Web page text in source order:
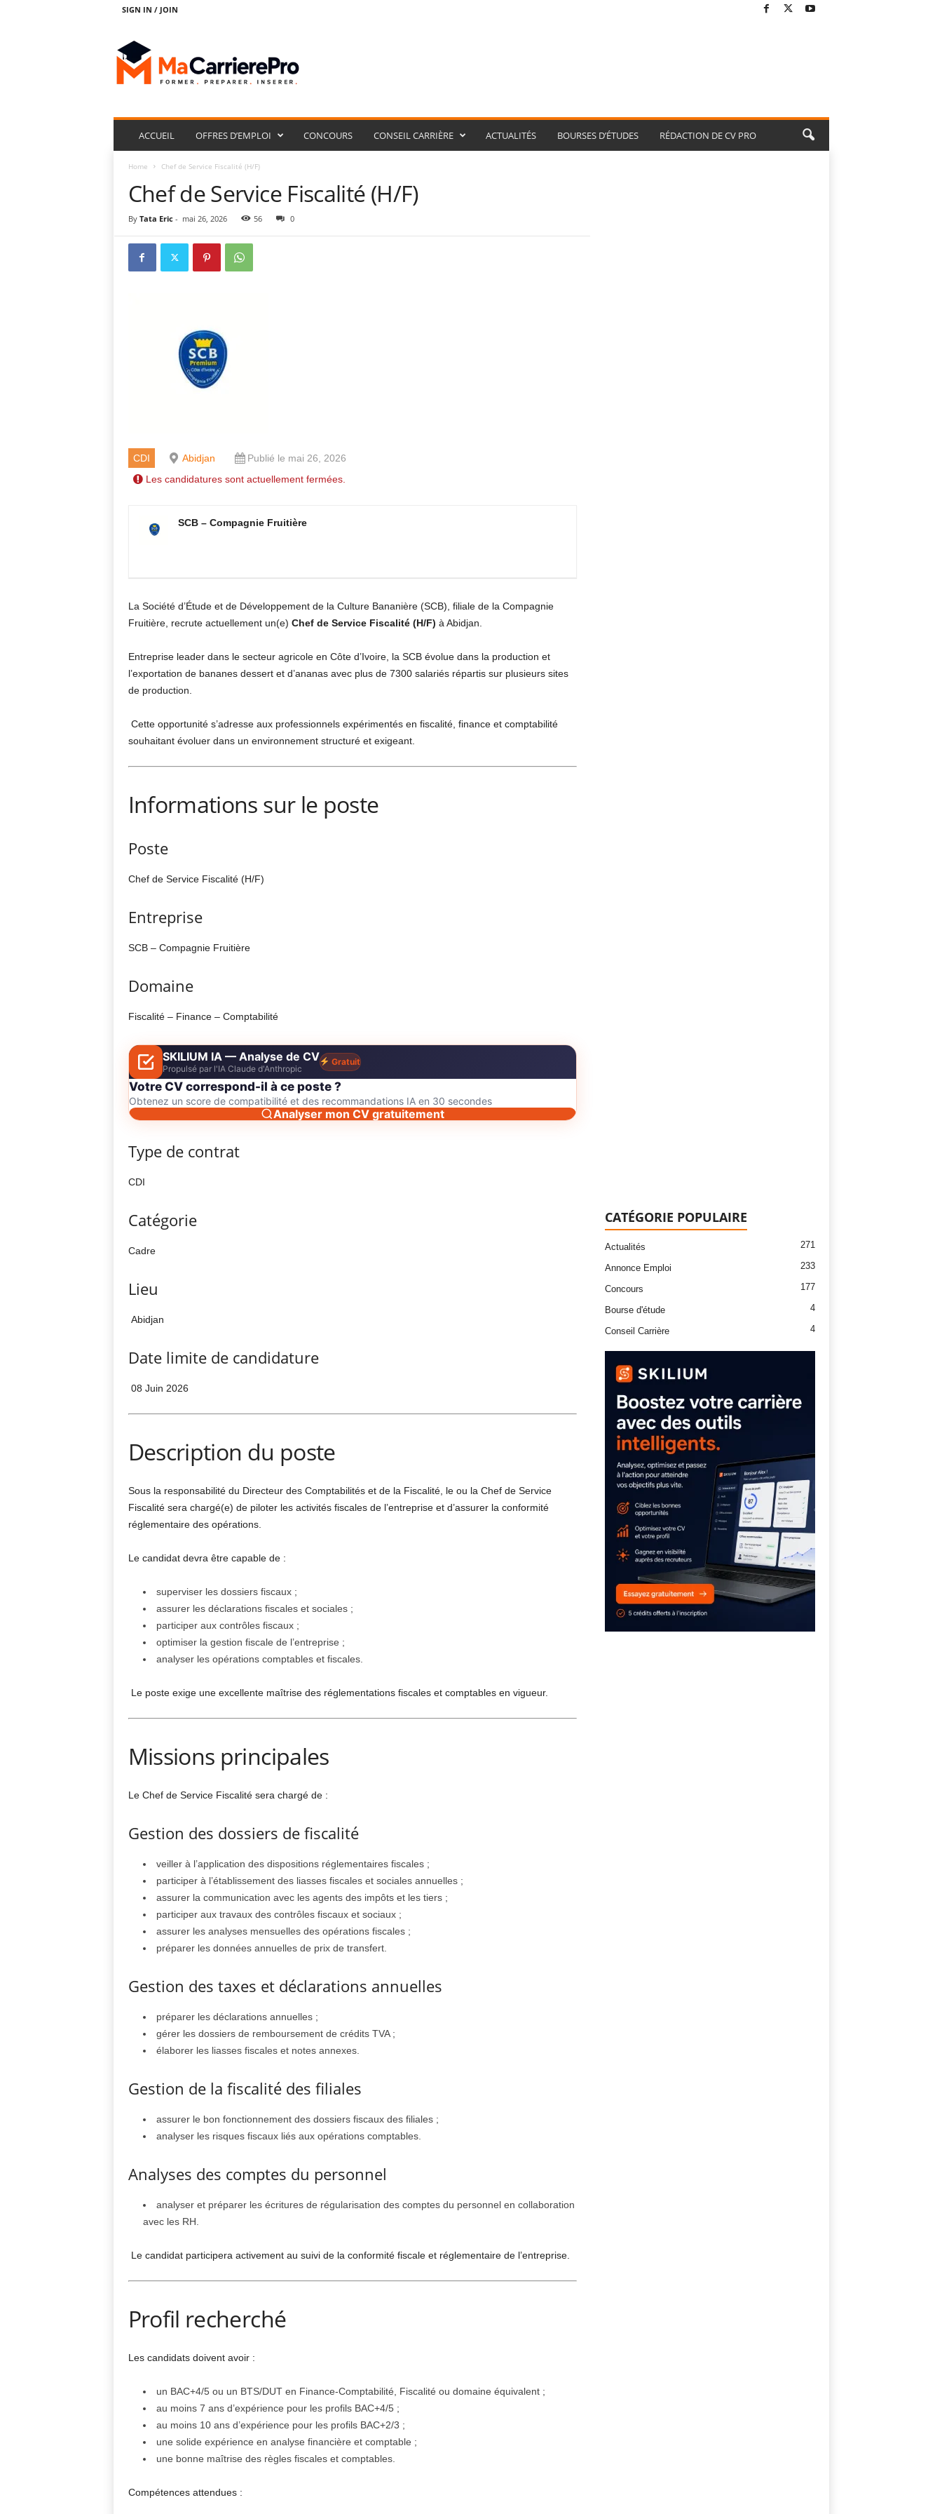
SIGN IN / JOIN
C
i
r
N
ACCUEIL OFFRES D’EMPLOI CONCOURS CONSEIL CARRIÈRE ACTUALITÉS BOURSES D’ÉTUDES RÉDACTION DE CV PRO
Home Chef de Service Fiscalité (H/F)
Chef de Service Fiscalité (H/F)
By Tata Eric- mai 26, 2026 56 0
CDI Abidjan
Publié le mai 26, 2026
Les candidatures sont actuellement fermées.
SCB – Compagnie Fruitière
La Société d’Étude et de Développement de la Culture Bananière (SCB), filiale de la Compagnie
Fruitière, recrute actuellement un(e) Chef de Service Fiscalité (H/F) à Abidjan.
Entreprise leader dans le secteur agricole en Côte d’Ivoire, la SCB évolue dans la production et
l’exportation de bananes dessert et d’ananas avec plus de 7300 salariés répartis sur plusieurs sites
de production.
Cette opportunité s’adresse aux professionnels expérimentés en fiscalité, finance et comptabilité
souhaitant évoluer dans un environnement structuré et exigeant.
Informations sur le poste
Poste
Chef de Service Fiscalité (H/F)
Entreprise
SCB – Compagnie Fruitière
Domaine
Fiscalité – Finance – Comptabilité
SKILIUM IA — Analyse de CV
Propulsé par l'IA Claude d'Anthropic
Gratuit
Votre CV correspond-il à ce poste ?
Obtenez un score de compatibilité et des recommandations IA en 30 secondes
Analyser mon CV gratuitement
Type de contrat
CDI
Catégorie
Cadre
Lieu
Abidjan
Date limite de candidature
08 Juin 2026
Description du poste
Sous la responsabilité du Directeur des Comptabilités et de la Fiscalité, le ou la Chef de Service
Fiscalité sera chargé(e) de piloter les activités fiscales de l’entreprise et d’assurer la conformité
réglementaire des opérations.
Le candidat devra être capable de :
superviser les dossiers fiscaux ;
assurer les déclarations fiscales et sociales ;
participer aux contrôles fiscaux ;
optimiser la gestion fiscale de l’entreprise ;
analyser les opérations comptables et fiscales.
Le poste exige une excellente maîtrise des réglementations fiscales et comptables en vigueur.
Missions principales
Le Chef de Service Fiscalité sera chargé de :
Gestion des dossiers de fiscalité
veiller à l’application des dispositions réglementaires fiscales ;
participer à l’établissement des liasses fiscales et sociales annuelles ;
assurer la communication avec les agents des impôts et les tiers ;
participer aux travaux des contrôles fiscaux et sociaux ;
assurer les analyses mensuelles des opérations fiscales ;
préparer les données annuelles de prix de transfert.
Gestion des taxes et déclarations annuelles
préparer les déclarations annuelles ;
gérer les dossiers de remboursement de crédits TVA ;
élaborer les liasses fiscales et notes annexes.
Gestion de la fiscalité des filiales
assurer le bon fonctionnement des dossiers fiscaux des filiales ;
analyser les risques fiscaux liés aux opérations comptables.
Analyses des comptes du personnel
analyser et préparer les écritures de régularisation des comptes du personnel en collaboration
avec les RH.
Le candidat participera activement au suivi de la conformité fiscale et réglementaire de l’entreprise.
Profil recherché
Les candidats doivent avoir :
un BAC+4/5 ou un BTS/DUT en Finance-Comptabilité, Fiscalité ou domaine équivalent ;
au moins 7 ans d’expérience pour les profils BAC+4/5 ;
au moins 10 ans d’expérience pour les profils BAC+2/3 ;
une solide expérience en analyse financière et comptable ;
une bonne maîtrise des règles fiscales et comptables.
Compétences attendues :
CATÉGORIE POPULAIRE
Actualités 271
Annonce Emploi 233
Concours 177
Bourse d'étude 4
Conseil Carrière 4